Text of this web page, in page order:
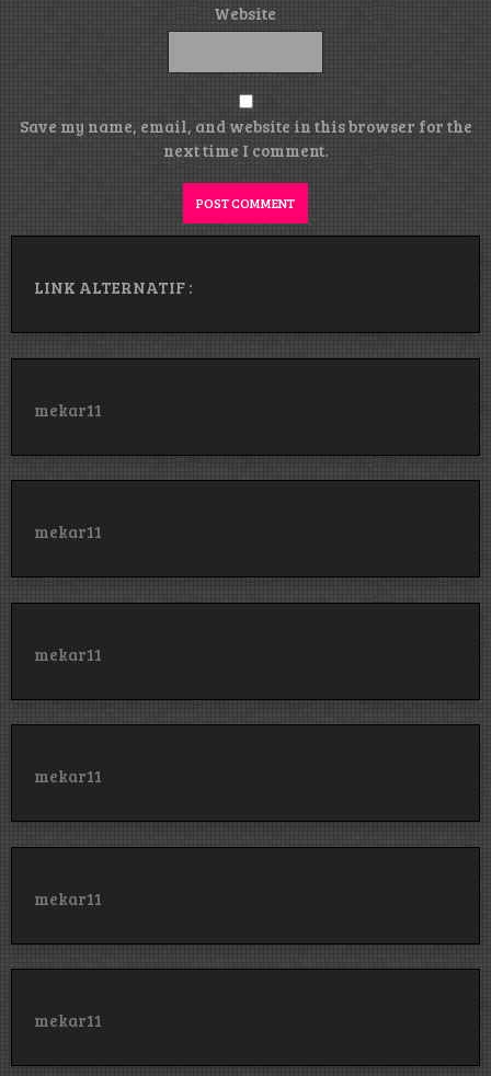
Website
Save my name, email, and website in this browser for the
next time I comment.
LINK ALTERNATIF :
mekar11
mekar11
mekar11
mekar11
mekar11
mekar11